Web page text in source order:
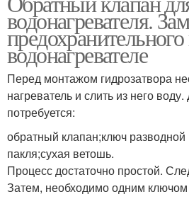
водонагревателя.
водонагревателе
Перед монтажом гидрозатвора
нагреватель и слить из него
потребуется:
обратный клапан;ключ
пакля;сухая ветошь.
Процесс достаточно простой.
Затем, необходимо одним ключом